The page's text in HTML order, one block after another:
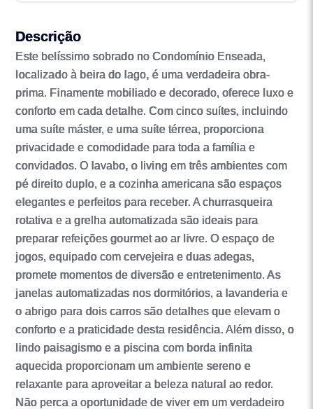
Descrição
Este belíssimo sobrado no Condomínio Enseada,
localizado à beira do lago, é uma verdadeira obra-
prima. Finamente mobiliado e decorado, oferece luxo e
conforto em cada detalhe. Com cinco suítes, incluindo
uma suíte máster, e uma suíte térrea, proporciona
privacidade e comodidade para toda a família e
convidados. O lavabo, o living em três ambientes com
pé direito duplo, e a cozinha americana são espaços
elegantes e perfeitos para receber. A churrasqueira
rotativa e a grelha automatizada são ideais para
preparar refeições gourmet ao ar livre. O espaço de
jogos, equipado com cervejeira e duas adegas,
promete momentos de diversão e entretenimento. As
janelas automatizadas nos dormitórios, a lavanderia e
o abrigo para dois carros são detalhes que elevam o
conforto e a praticidade desta residência. Além disso, o
lindo paisagismo e a piscina com borda infinita
aquecida proporcionam um ambiente sereno e
relaxante para aproveitar a beleza natural ao redor.
Não perca a oportunidade de viver em um verdadeiro